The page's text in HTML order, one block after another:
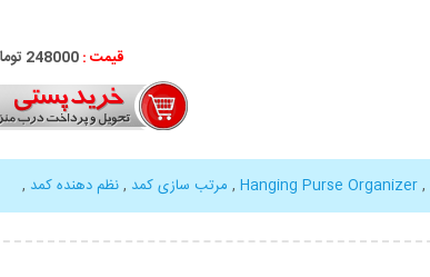
قیمت :248000 تومان
,
Hanging Purse Organizer
, مرتب سازی کمد ,نظم دهنده کمد ,